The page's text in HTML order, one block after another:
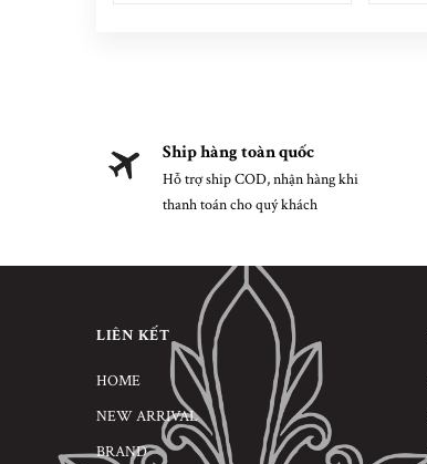
Ship hàng toàn quốc
Hỗ trợ ship COD, nhận hàng khi
thanh toán cho quý khách
LIÊN KẾT
HOME
NEW ARRIVAL
BRAND